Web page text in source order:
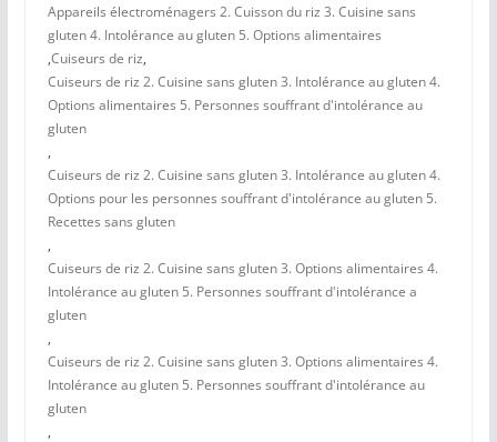
Appareils électroménagers 2. Cuisson du riz 3. Cuisine sans
gluten 4. Intolérance au gluten 5. Options alimentaires
,Cuiseurs de riz,
Cuiseurs de riz 2. Cuisine sans gluten 3. Intolérance au gluten 4.
Options alimentaires 5. Personnes souffrant d'intolérance au
gluten
,
Cuiseurs de riz 2. Cuisine sans gluten 3. Intolérance au gluten 4.
Options pour les personnes souffrant d'intolérance au gluten 5.
Recettes sans gluten
,
Cuiseurs de riz 2. Cuisine sans gluten 3. Options alimentaires 4.
Intolérance au gluten 5. Personnes souffrant d'intolérance a
gluten
,
Cuiseurs de riz 2. Cuisine sans gluten 3. Options alimentaires 4.
Intolérance au gluten 5. Personnes souffrant d'intolérance au
gluten
,